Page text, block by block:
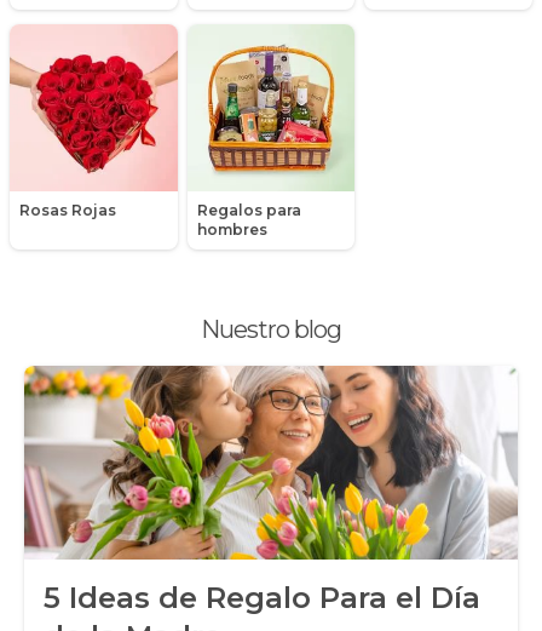
Rosas Rojas
Regalos para
hombres
Nuestro blog
5 Ideas de Regalo Para el Día
Nacimientos
Nacimientos de niñas
Packs de productos
Peluches
Peonias
Promociones y Ofertas
Ramos de Flores
Ramos de Novia
Ramos de Rosas
Regalos a Domicilio
Regalos para Hombres